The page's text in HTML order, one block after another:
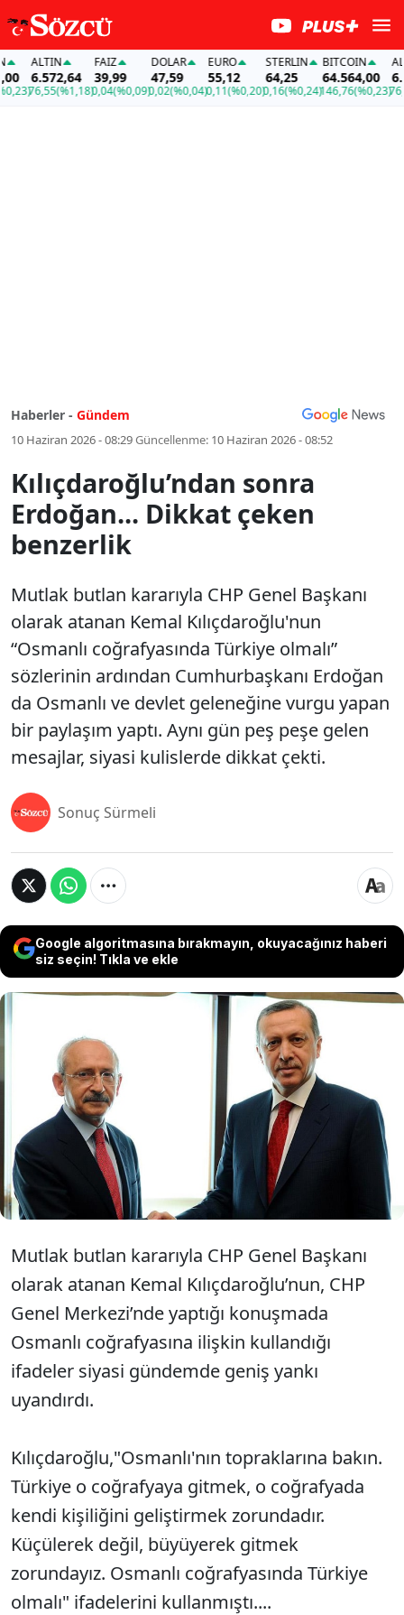
ALTIN
6.572,64
76,55(%1,18)
FAİZ
39,99
0,04(%0,09)
DOLAR
47,59
0,02(%0,04)
EURO
55,12
0,11(%0,20)
STERLIN
64,25
0,16(%0,24)
BITCOIN
64.564,00
146,76(%0,23)76,55
Haberler - Gündem
10 Haziran 2026 - 08:29Güncellenme: 10 Haziran 2026 - 08:52
Kılıçdaroğlu’ndan sonra
Erdoğan... Dikkat çeken
benzerlik
Mutlak butlan kararıyla CHP Genel Başkanı
olarak atanan Kemal Kılıçdaroğlu'nun
“Osmanlı coğrafyasında Türkiye olmalı”
sözlerinin ardından Cumhurbaşkanı Erdoğan
da Osmanlı ve devlet geleneğine vurgu yapan
bir paylaşım yaptı. Aynı gün peş peşe gelen
mesajlar, siyasi kulislerde dikkat çekti.
Sonuç Sürmeli
Google algoritmasına bırakmayın, okuyacağınız haberi
siz seçin! Tıkla ve ekle
Mutlak butlan kararıyla CHP Genel Başkanı
olarak atanan Kemal Kılıçdaroğlu'nun “Osmanlı
coğrafyasında Türkiye olmalı” sözlerinin
ardından Cumhurbaşkanı Erdoğan da Osmanlı
ve devlet geleneğine vurgu yapan bir paylaşım
yaptı. Aynı gün peş peşe gelen mesajlar, siyasi
kulislerde dikkat çekti.
Mutlak butlan kararıyla CHP Genel Başkanı
olarak atanan Kemal Kılıçdaroğlu’nun, CHP
Genel Merkezi’nde yaptığı konuşmada
Osmanlı coğrafyasına ilişkin kullandığı
ifadeler siyasi gündemde geniş yankı
uyandırdı.
Kılıçdaroğlu,"Osmanlı'nın topraklarına bakın.
Türkiye o coğrafyaya gitmek, o coğrafyada
kendi kişiliğini geliştirmek zorundadır.
Küçülerek değil, büyüyerek gitmek
zorundayız. Osmanlı coğrafyasında Türkiye
olmalı" ifadelerini kullanmıştı....